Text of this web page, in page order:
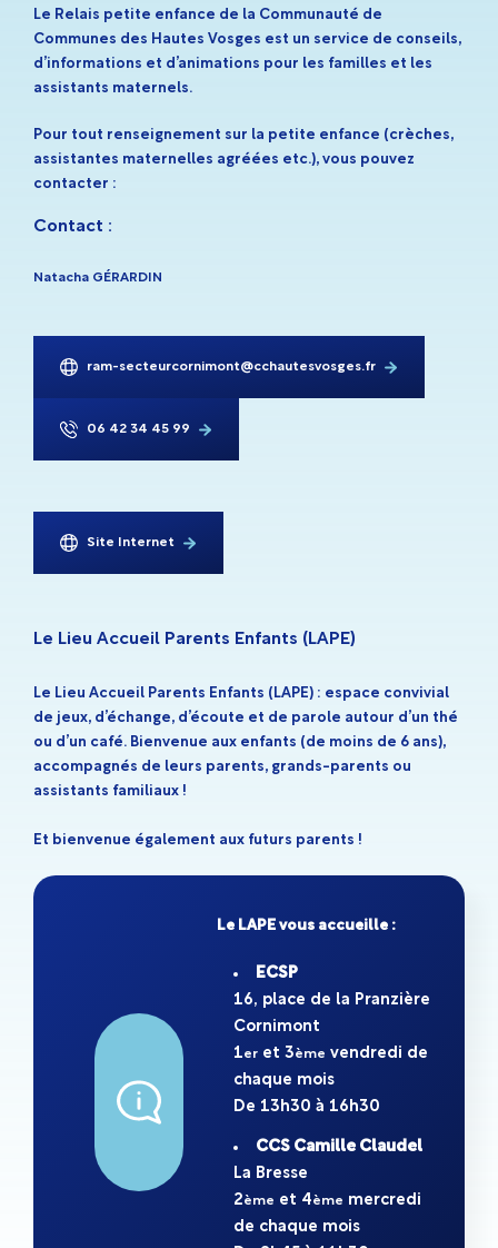
Le Relais petite enfance de la Communauté de
Communes des Hautes Vosges est un service de conseils,
d’informations et d’animations pour les familles et les
assistants maternels.
Pour tout renseignement sur la petite enfance (crèches,
assistantes maternelles agréées etc.), vous pouvez
contacter :
Contact :
Natacha GÉRARDIN
ram-secteurcornimont@cchautesvosges.fr
06 42 34 45 99
Site Internet
Le Lieu Accueil Parents Enfants (LAPE)
Le Lieu Accueil Parents Enfants (LAPE) : espace convivial
de jeux, d’échange, d’écoute et de parole autour d’un thé
ou d’un café. Bienvenue aux enfants (de moins de 6 ans),
accompagnés de leurs parents, grands-parents ou
assistants familiaux !
Et bienvenue également aux futurs parents !
Le LAPE vous accueille :
ECSP
16, place de la Pranzière
Cornimont
1er et 3ème vendredi de
chaque mois
De 13h30 à 16h30
CCS Camille Claudel
La Bresse
2ème et 4ème mercredi
de chaque mois